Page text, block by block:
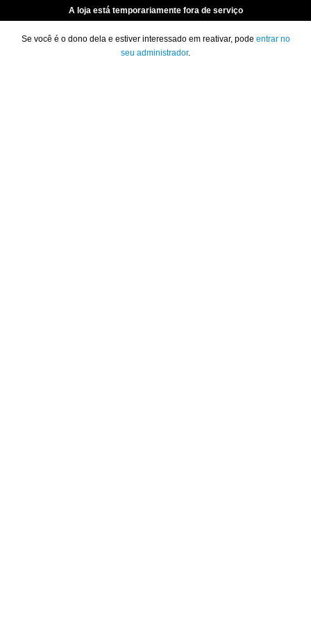
A loja está temporariamente fora de serviço
Se você é o dono dela e estiver interessado em reativar, pode entrar no
seu administrador.